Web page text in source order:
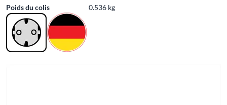
Poids du colis
0.536 kg